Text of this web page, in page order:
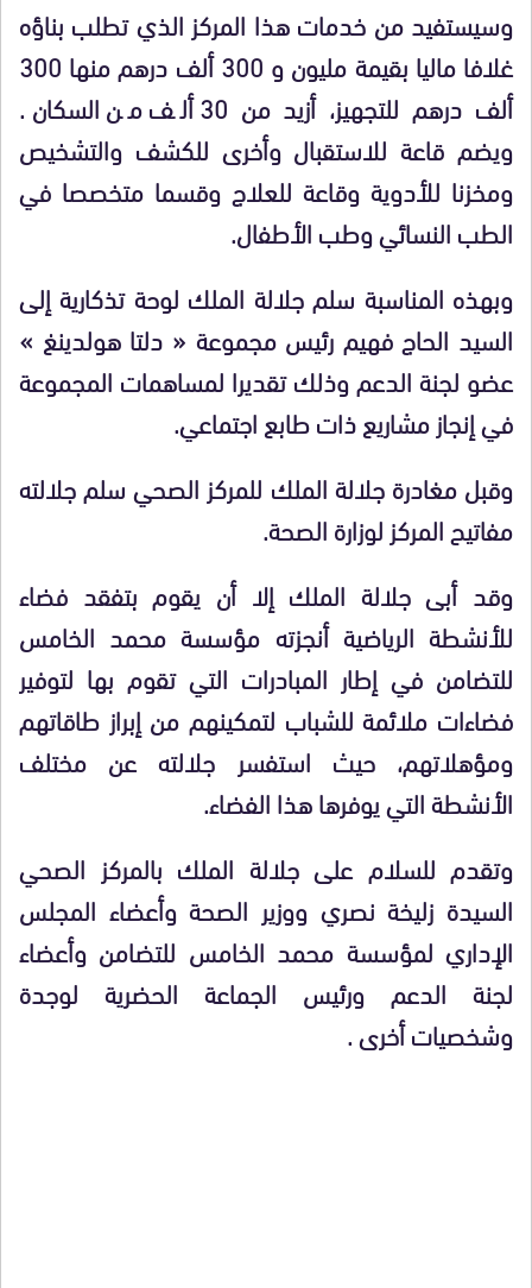
وسيستفيد من خدمات هذا المركز الذي تطلب بناؤه
غلافا ماليا بقيمة مليون و 300 ألف درهم منها 300
ألف درهم للتجهيز، أزيد من 30 ألف من السكان.
ويضم قاعة للاستقبال وأخرى للكشف والتشخيص
ومخزنا للأدوية وقاعة للعلاج وقسما متخصصا في
الطب النسائي وطب الأطفال.
وبهذه المناسبة سلم جلالة الملك لوحة تذكارية إلى
السيد الحاج فهيم رئيس مجموعة « دلتا هولدينغ »
عضو لجنة الدعم وذلك تقديرا لمساهمات المجموعة
في إنجاز مشاريع ذات طابع اجتماعي.
وقبل مغادرة جلالة الملك للمركز الصحي سلم جلالته
مفاتيح المركز لوزارة الصحة.
وقد أبى جلالة الملك إلا أن يقوم بتفقد فضاء
للأنشطة الرياضية أنجزته مؤسسة محمد الخامس
للتضامن في إطار المبادرات التي تقوم بها لتوفير
فضاءات ملائمة للشباب لتمكينهم من إبراز طاقاتهم
ومؤهلاتهم، حيث استفسر جلالته عن مختلف
الأنشطة التي يوفرها هذا الفضاء.
وتقدم للسلام على جلالة الملك بالمركز الصحي
السيدة زليخة نصري ووزير الصحة وأعضاء المجلس
الإداري لمؤسسة محمد الخامس للتضامن وأعضاء
لجنة الدعم ورئيس الجماعة الحضرية لوجدة
وشخصيات أخرى .